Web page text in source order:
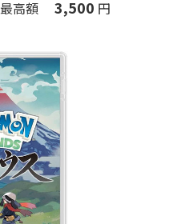
高額 3,500 円